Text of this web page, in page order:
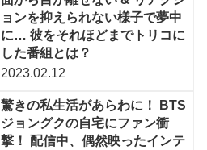
ョンを抑えられない様子で夢中
に… 彼をそれほどまでトリコに
した番組とは？
2023.02.12
驚きの私生活があらわに！ BTS
ジョングクの自宅にファン衝
撃！ 配信中、偶然映ったインテ